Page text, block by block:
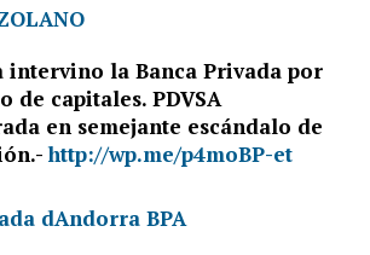
intervino la Banca Privada por
de capitales. PDVSA
en semejante escándalo de
http://wp.me/p4moBP-et